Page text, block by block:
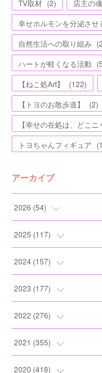
TV取材 (2) 店主の
幸せホルモンを分泌させ
自然生活への取り組み (
ハートが軽くなる活動 (5
【ねこ処Art】
(122)
【トヨのお散歩道】
(2)
【幸せの在処は、どこニ
トヨちゃんフィギュア (
アーカイブ
2026 (54)
(2)
(5)
(7)
(11
2025 (117)
(11
(12
(12
(13
2024(157)
(13
(13
(10
(13
2023 (177)
(20
(10
(11
2022 (276)
(17
(16
2021 (355)
(19
2020 (418)